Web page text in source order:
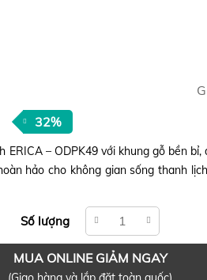
32%
ERICA – ODPK49 với khung gỗ bền
hảo cho không gian sống thanh
Số lượng
MUA ONLINE GIẢM NGAY